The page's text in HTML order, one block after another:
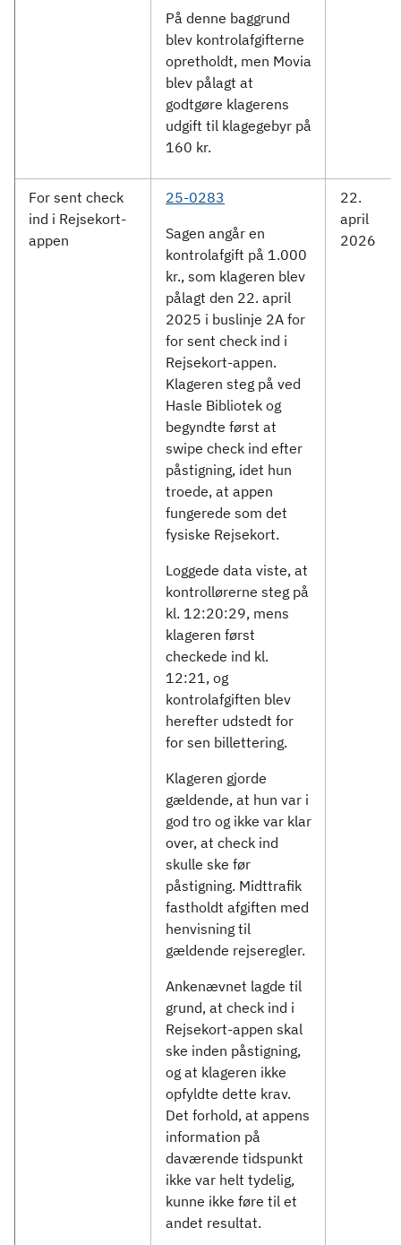
På denne baggrund
blev kontrolafgifterne
opretholdt, men Movia
blev pålagt at
godtgøre klagerens
udgift til klagegebyr på
160 kr.
For sent check
ind i Rejsekort-
appen
25-0283
Sagen angår en
kontrolafgift på 1.000
kr., som klageren blev
pålagt den 22. april
2025 i buslinje 2A for
for sent check ind i
Rejsekort-appen.
Klageren steg på ved
Hasle Bibliotek og
begyndte først at
swipe check ind efter
påstigning, idet hun
troede, at appen
fungerede som det
fysiske Rejsekort.
Loggede data viste, at
kontrollørerne steg på
kl. 12:20:29, mens
klageren først
checkede ind kl.
12:21, og
kontrolafgiften blev
herefter udstedt for
for sen billettering.
Klageren gjorde
gældende, at hun var i
god tro og ikke var klar
over, at check ind
skulle ske før
påstigning. Midttrafik
fastholdt afgiften med
henvisning til
gældende rejseregler.
Ankenævnet lagde til
grund, at check ind i
Rejsekort-appen skal
ske inden påstigning,
og at klageren ikke
opfyldte dette krav.
Det forhold, at appens
information på
daværende tidspunkt
ikke var helt tydelig,
kunne ikke føre til et
andet resultat.
22.
april
2026